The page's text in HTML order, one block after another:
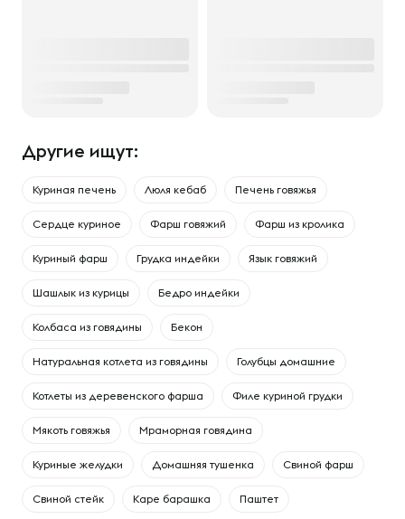
Другие ищут:
Куриная печень Люля кебаб Печень говяжья
Сердце куриное Фарш говяжий Фарш из кролика
Куриный фарш Грудка индейки Язык говяжий
Шашлык из курицы Бедро индейки
Колбаса из говядины Бекон
Натуральная котлета из говядины Голубцы домашние
Котлеты из деревенского фарша Филе куриной грудки
Мякоть говяжья Мраморная говядина
Куриные желудки Домашняя тушенка Свиной фарш
Свиной стейк Каре барашка Паштет